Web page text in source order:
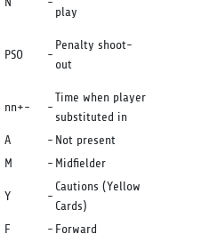
play
PSO -
Penalty shoot-
out
nn+- -
Time when player
substituted in
A -Not present
M -Midfielder
Y -
Cautions (Yellow
Cards)
F -Forward